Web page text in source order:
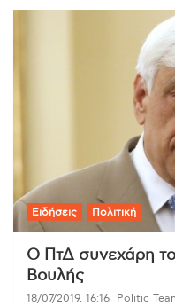
Ειδήσεις Πολιτική
Ο ΠτΔ συνεχάρη
Βουλής
18/07/2019, 16:16 Politic